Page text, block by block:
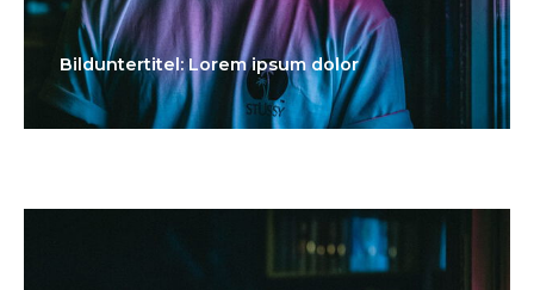
Bilduntertitel: Lorem ipsum dolor